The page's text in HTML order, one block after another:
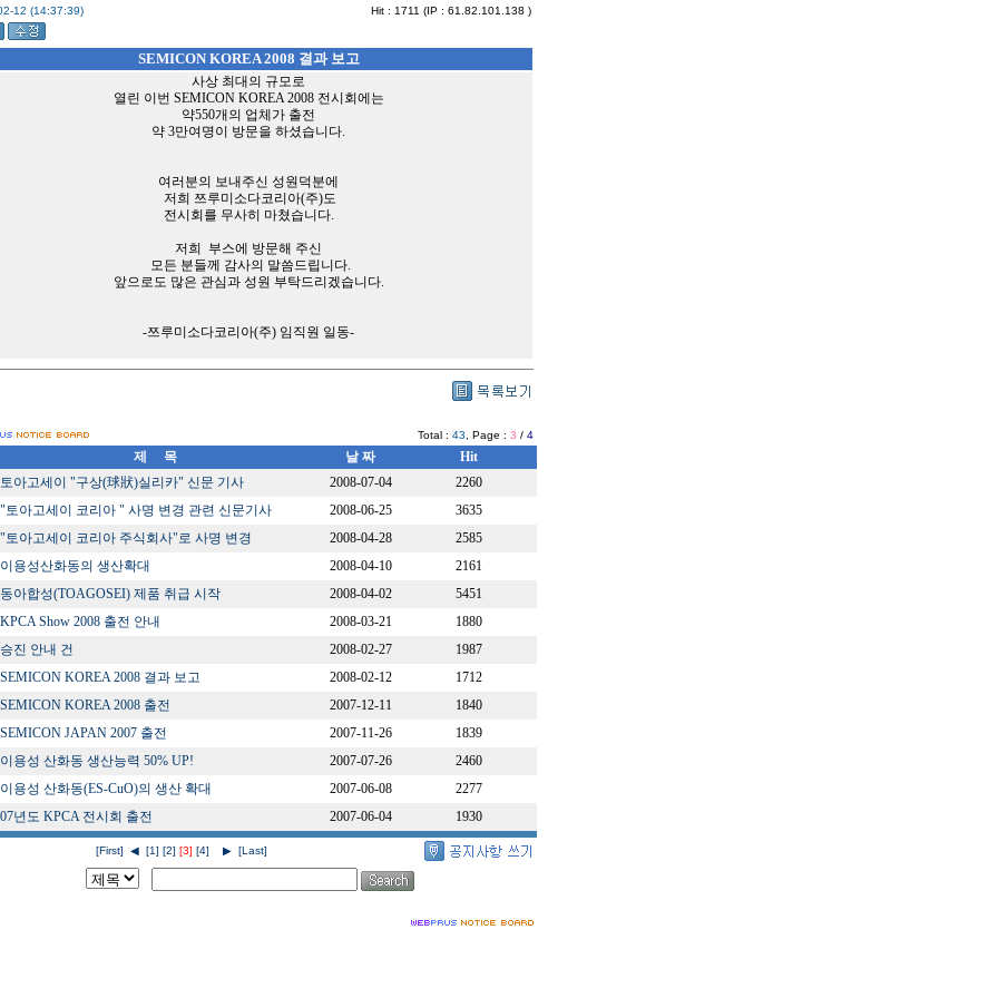
12 (14:37:39) Hit : 1711 (IP : 61.82.101.138 )
SEMICON KOREA 2008 결과 보고
사상 최대의 규모로
열린 이번 SEMICON KOREA 2008 전시회에는
약550개의 업체가 출전
약 3만여명이 방문을 하셨습니다.
여러분의 보내주신 성원덕분에
저희 쯔루미소다코리아(주)도
전시회를 무사히 마쳤습니다.
저희 부스에 방문해 주신
모든 분들께 감사의 말씀드립니다.
앞으로도 많은 관심과 성원 부탁드리겠습니다.
-쯔루미소다코리아(주) 임직원 일동-
Total : 43 , Page : 3 / 4
제 목 날 짜
Hit
토아고세이 "구상(球狀)실리카" 신문 기사 2008-07-04
2260
"토아고세이 코리아 " 사명 변경 관련 신문기사 2008-06-25
3635
"토아고세이 코리아 주식회사"로 사명 변경 2008-04-28
2585
이용성산화동의 생산확대 2008-04-10
2161
동아합성(TOAGOSEI) 제품 취급 시작 2008-04-02
5451
KPCA Show 2008 출전 안내 2008-03-21
1880
승진 안내 건 2008-02-27
1987
SEMICON KOREA 2008 결과 보고
2008-02-12
1712
SEMICON KOREA 2008 출전 2007-12-11
1840
SEMICON JAPAN 2007 출전 2007-11-26
1839
이용성 산화동 생산능력 50% UP! 2007-07-26
2460
이용성 산화동(ES-CuO)의 생산 확대 2007-06-08
2277
07년도 KPCA 전시회 출전 2007-06-04 1930
[First] ◀ [1] [2] [3] [4] ▶ [Last]